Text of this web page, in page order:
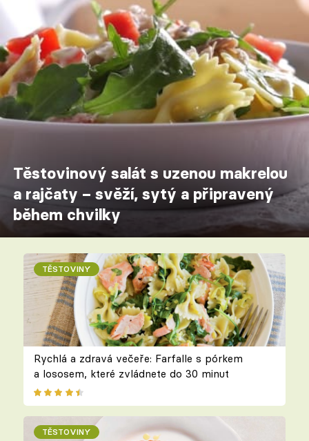
Těstovinový salát s uzenou makrelou
a rajčaty – svěží, sytý a připravený
během chvilky
TĚSTOVINY
Rychlá a zdravá večeře: Farfalle s pórkem
a lososem, které zvládnete do 30 minut
TĚSTOVINY